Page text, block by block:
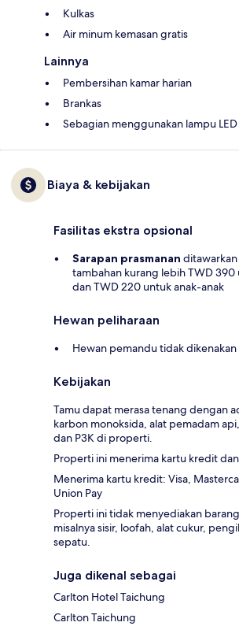
Kulkas
Air minum kemasan gratis
Lainnya
Pembersihan kamar harian
Brankas
Sebagian menggunakan lampu LED
Biaya & kebijakan
Fasilitas ekstra opsional
Sarapan prasmanan
tambahan kurang lebih TWD
dan TWD 220 untuk anak-anak
Hewan peliharaan
Hewan pemandu tidak dikenakan
Kebijakan
Tamu dapat merasa tenang dengan
karbon monoksida, alat pemadam
dan P3K di properti.
Properti ini menerima kartu kredit
Menerima kartu kredit: Visa,
Union Pay
Properti ini tidak menyediakan
misalnya sisir, loofah, alat cukur,
sepatu.
Juga dikenal sebagai
Carlton Hotel Taichung
Carlton Taichung